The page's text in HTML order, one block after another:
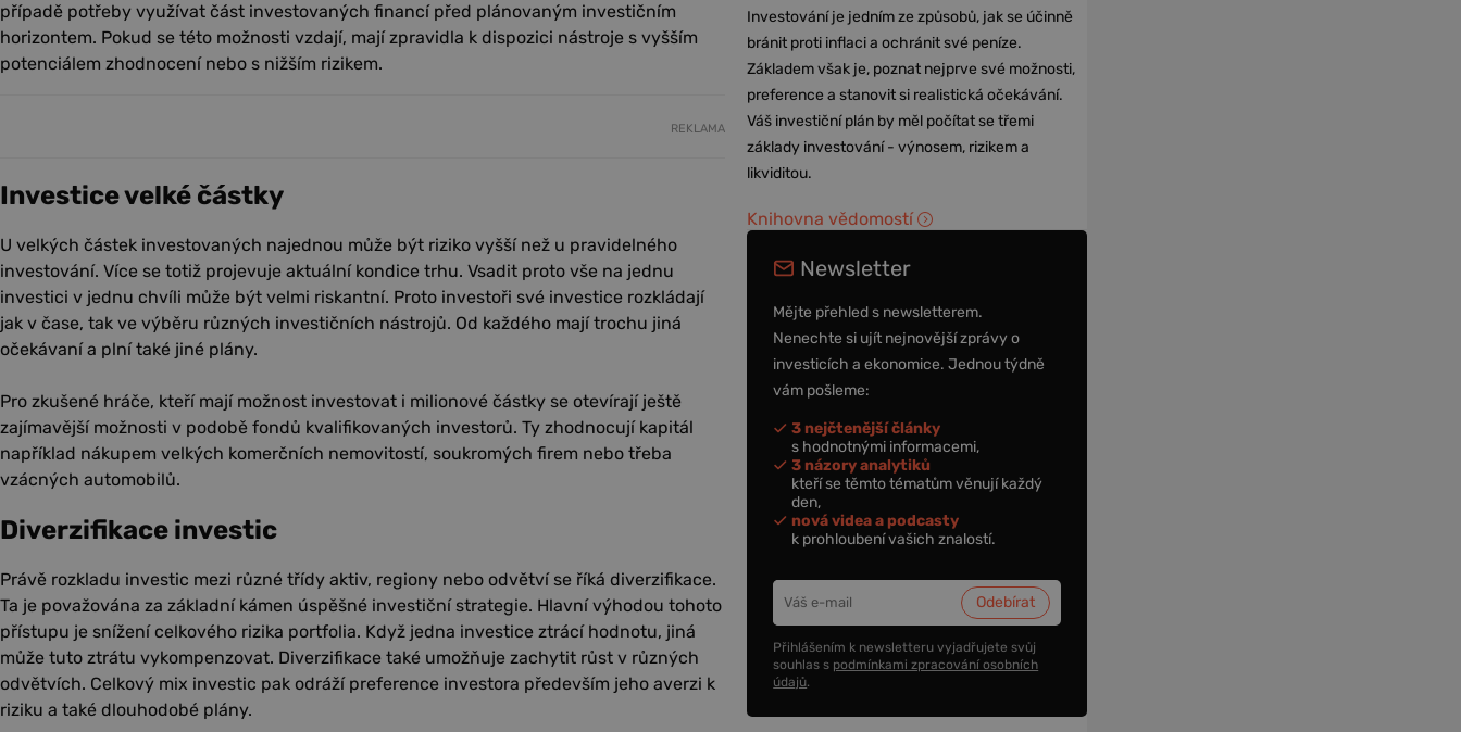
případě potřeby využívat část investovaných financí před plánovaným investičním
horizontem. Pokud se této možnosti vzdají, mají zpravidla k dispozici nástroje s vyšším
potenciálem zhodnocení nebo s nižším rizikem.
REKLAMA
Investice velké částky
U velkých částek investovaných najednou může být riziko vyšší než u pravidelného
investování. Více se totiž projevuje aktuální kondice trhu. Vsadit proto vše na jednu
investici v jednu chvíli může být velmi riskantní. Proto investoři své investice rozkládají
jak v čase, tak ve výběru různých investičních nástrojů. Od každého mají trochu jiná
očekávaní a plní také jiné plány.
Pro zkušené hráče, kteří mají možnost investovat i milionové částky se otevírají ještě
zajímavější možnosti v podobě fondů kvalifikovaných investorů. Ty zhodnocují kapitál
například nákupem velkých komerčních nemovitostí, soukromých firem nebo třeba
vzácných automobilů.
Diverzifikace investic
Právě rozkladu investic mezi různé třídy aktiv, regiony nebo odvětví se říká diverzifikace.
Ta je považována za základní kámen úspěšné investiční strategie. Hlavní výhodou tohoto
přístupu je snížení celkového rizika portfolia. Když jedna investice ztrácí hodnotu, jiná
může tuto ztrátu vykompenzovat. Diverzifikace také umožňuje zachytit růst v různých
odvětvích. Celkový mix investic pak odráží preference investora především jeho averzi k
riziku a také dlouhodobé plány.
Investování je jedním ze způsobů, jak se účinně
bránit proti inflaci a ochránit své peníze.
Základem však je, poznat nejprve své možnosti,
preference a stanovit si realistická očekávání.
Váš investiční plán by měl počítat se třemi
základy investování - výnosem, rizikem a
likviditou.
Knihovna vědomostí
Newsletter
Mějte přehled s newsletterem.
Nenechte si ujít nejnovější zprávy o
investicích a ekonomice. Jednou týdně
vám pošleme:
3 nejčtenější články
s hodnotnými informacemi,
3 názory analytiků
kteří se těmto tématům věnují každý
den,
nová videa a podcasty
k prohloubení vašich znalostí.
Přihlášením k newsletteru vyjadřujete svůj
souhlas s podmínkami zpracování osobních
údajů.